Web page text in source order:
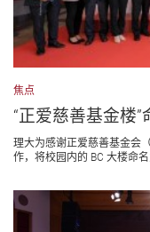
焦点
“正爱慈善基金楼
理大为感谢正爱慈善基金会
作，将校园内的 BC 大楼命